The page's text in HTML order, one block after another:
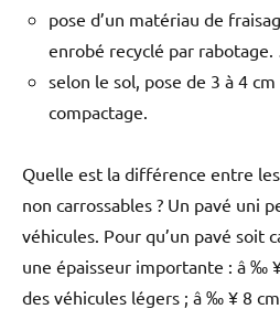
pose d’un matériau de
enrobé recyclé par rabotage.
selon le sol, pose de 3 à 4
compactage.
Quelle est la différence entre
non carrossables ? Un pavé uni
véhicules. Pour qu’un pavé soit
une épaisseur importante : â ‰
des véhicules légers ; â ‰ ¥ 8